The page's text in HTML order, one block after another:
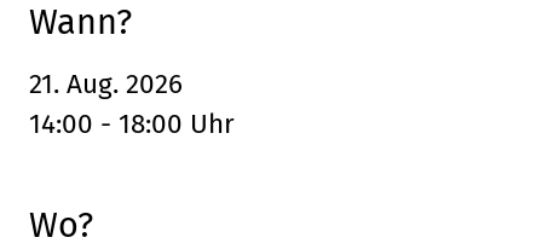
Wann?
21. Aug. 2026
14:00 - 18:00 Uhr
Wo?